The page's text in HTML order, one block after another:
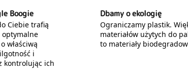
Boogie
Ciebie trafią
właściwą
i
kontrolując ich
Dbamy o ekologię
Ograniczamy plastik.
materiałów użytych do
to materiały